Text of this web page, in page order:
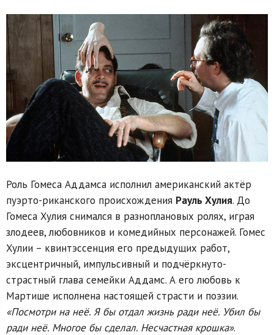
Роль Гомеса Аддамса исполнил американский актёр
пуэрто-риканского происхождения Рауль Хулия. До
Гомеса Хулия снимался в разноплановых ролях, играя
злодеев, любовников и комедийных персонажей. Гомес
Хулии – квинтэссенция его предыдущих работ,
эксцентричный, импульсивный и подчёркнуто-
страстный глава семейки Аддамс. А его любовь к
Мартише исполнена настоящей страсти и поэзии.
«Посмотри на неё. Я бы отдал жизнь ради неё. Убил бы
ради неё. Многое бы сделал. Несчастная крошка».